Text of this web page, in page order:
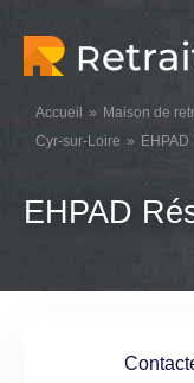
Accueil Maison de
Cyr-sur-Loire
EHPAD